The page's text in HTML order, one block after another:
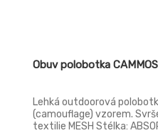
Obuv polobotka
Lehká outdoorová
(camouflage) vzorem.
textilie MESH Stélka: